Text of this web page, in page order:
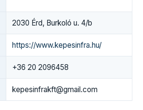
2030 Érd, Burkoló u. 4/b
https://www.kepesinfra.hu/
+36 20 2096458
kepesinfrakft@gmail.com